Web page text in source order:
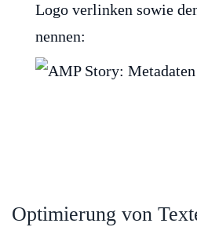
Logo verlinken sowie
nennen:
Optimierung von